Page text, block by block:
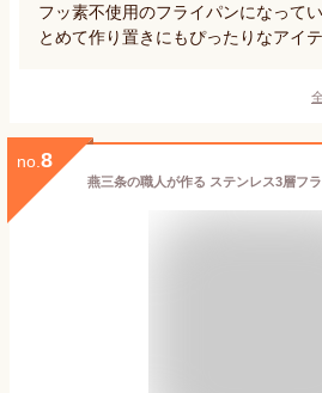
フッ素不使用のフライパンになって
とめて作り置きにもぴったりなアイ
no. 8